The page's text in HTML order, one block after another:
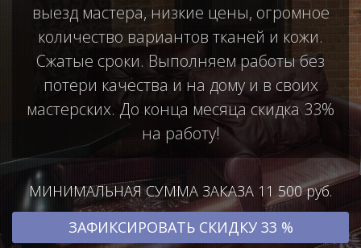
выезд мастера, низкие цены, огромное
количество вариантов тканей и кожи.
Сжатые сроки. Выполняем работы без
потери качества и на дому и в своих
мастерских. До конца месяца скидка 33%
на работу!
МИНИМАЛЬНАЯ СУММА ЗАКАЗА 11 500 руб.
ЗАФИКСИРОВАТЬ СКИДКУ 33 %